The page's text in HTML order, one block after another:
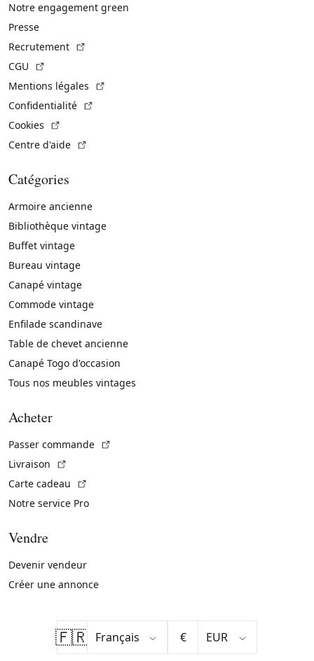
Notre engagement green
Presse
Recrutement
CGU
Mentions légales
Confidentialité
Cookies
Centre d'aide
Catégories
Armoire ancienne
Bibliothèque vintage
Buffet vintage
Bureau vintage
Canapé vintage
Commode vintage
Enfilade scandinave
Table de chevet ancienne
Canapé Togo d'occasion
Tous nos meubles vintages
Acheter
Passer commande
Livraison
Carte cadeau
Notre service Pro
Vendre
Devenir vendeur
Créer une annonce
🇫🇷 €